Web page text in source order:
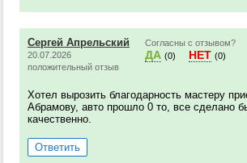
Сергей Апрельский
20.07.2026
положительный отзыв
Согласны с отзывом?
ДА (0) НЕТ (0)
Хотел вырозить благодарность мастеру
Абрамову, авто прошло 0 то, все сделано
качественно.
Ответить